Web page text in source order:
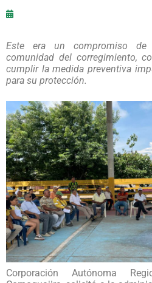
Este era un compromiso
comunidad del corregimiento,
cumplir la medida preventiva
para su protección.
Corporación Autónoma